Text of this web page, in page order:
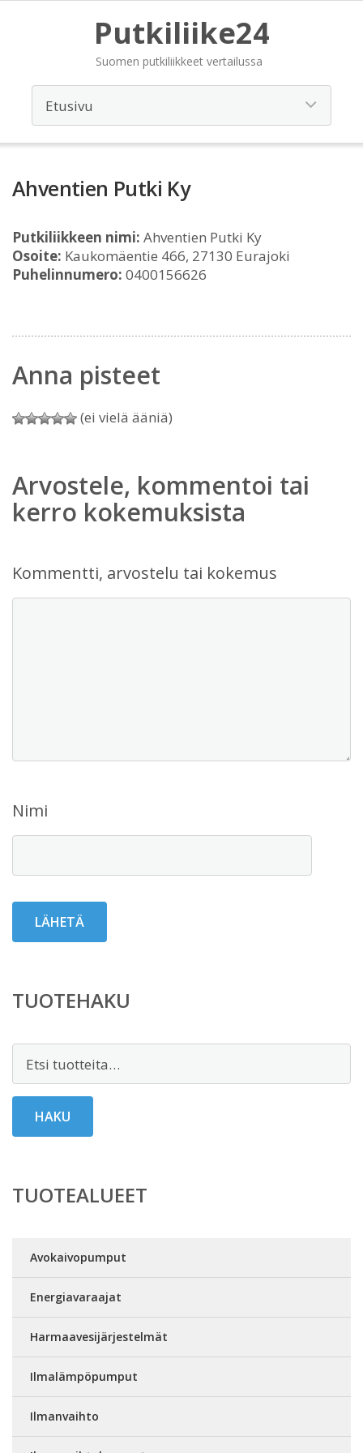
Putkiliike24
Suomen putkiliikkeet vertailussa
Ahventien Putki Ky
Putkiliikkeen nimi: Ahventien Putki Ky
Osoite: Kaukomäentie 466, 27130 Eurajoki
Puhelinnumero: 0400156626
Anna pisteet
(ei vielä ääniä)
Arvostele, kommentoi tai
kerro kokemuksista
Kommentti, arvostelu tai kokemus
Nimi
TUOTEHAKU
HAKU
TUOTEALUEET
Avokaivopumput
Energiavaraajat
Harmaavesijärjestelmät
Ilmalämpöpumput
Ilmanvaihto